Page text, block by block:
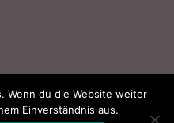
Wenn du die Website weiter
Einverständnis aus.